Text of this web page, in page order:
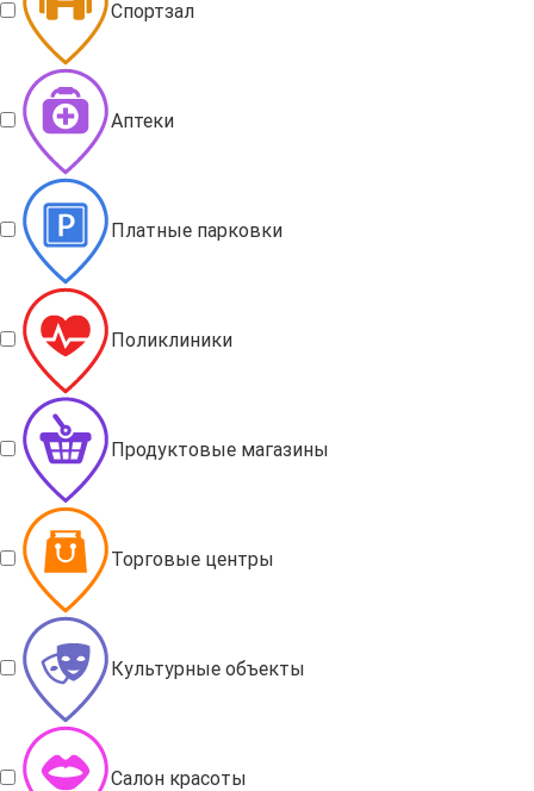
Спортзал
Аптеки
Платные парковки
Поликлиники
Продуктовые магазины
Торговые центры
Культурные объекты
Салон красоты